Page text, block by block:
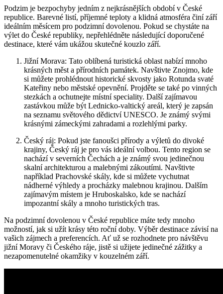
Podzim ⁤je ⁢bezpochyby jedním z nejkrásnějších období v České
republice. Barevné listí, příjemné teploty a klidná atmosféra činí září
ideálním⁤ měsícem pro podzimní dovolenou. ⁢Pokud ⁤se chystáte na ​
výlet do České⁤ republiky, nepřehlédněte následující doporučené⁢
destinace, které vám ukážou​ skutečné kouzlo září.
Jižní Morava:⁢ Tato oblíbená turistická oblast nabízí ‍mnoho
krásných měst ‍a ‍přírodních památek.‌ Navštivte Znojmo, kde
si můžete prohlédnout historické skvosty jako‍ Rotunda svaté
Kateřiny ⁣nebo městské opevnění.⁤ Projděte ‍se také po vinných
stezkách a⁣ ochutnejte ⁣místní speciality. Další zajímavou
⁣zastávkou může být​ Lednicko-valtický ‍areál, který je zapsán
na ‌seznamu světového dědictví UNESCO. Je známý ​svými
krásnými zámeckými⁤ zahradami a⁣ rozlehlými parky.
Český ráj:⁤ Pokud jste fanoušci přírody a výletů do divoké
⁤krajiny, Český ráj je pro vás ideální volbou. Tento‌ region ⁢se
nachází v ⁢severních Čechách a je známý ⁤svou‍ jedinečnou
skalní architekturou a malebnými zákoutími. Navštivte⁣
například ⁢Prachovské ⁣skály, kde si můžete vychutnat⁣
nádherné⁢ výhledy a procházky malebnou ‍krajinou. ⁢Dalším
zajímavým místem je Hruboskalsko, ⁢kde se nachází
impozantní‌ skály a mnoho turistických ⁤tras.
Na podzimní⁤ dovolenou v ⁤České republice máte tedy ‌mnoho
možností, jak si užít krásy této ‍roční doby. Výběr destinace závisí na
vašich zájmech ​a​ preferencích. Ať už se rozhodnete pro návštěvu
jižní Moravy či Českého ráje, jistě si užijete jedinečné zážitky⁤ a
nezapomenutelné ⁣okamžiky v kouzelném září.